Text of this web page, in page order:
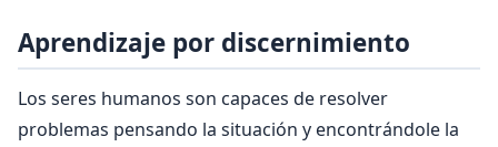
Aprendizaje por discernimiento
Los seres humanos son capaces de resolver
problemas pensando la situación y encontrándole la